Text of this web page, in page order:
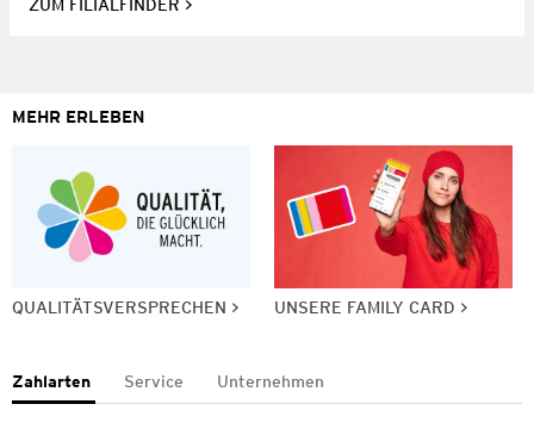
ZUM FILIALFINDER
MEHR ERLEBEN
QUALITÄTSVERSPRECHEN UNSERE FAMILY CARD
Zahlarten Service Unternehmen